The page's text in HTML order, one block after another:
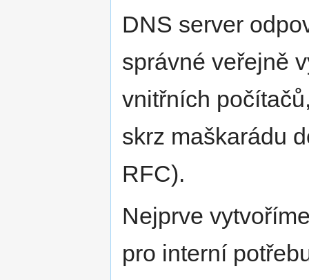
DNS server
správné veřejně
vnitřních
skrz maškarádu
RFC).
Nejprve
pro interní